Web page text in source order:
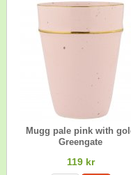
Mugg pale pink with
Greengate
119 kr